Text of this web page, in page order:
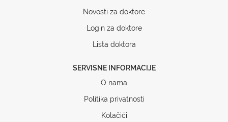
Novosti za doktore
Login za doktore
Lista doktora
SERVISNE INFORMACIJE
O nama
Politika privatnosti
Kolačići